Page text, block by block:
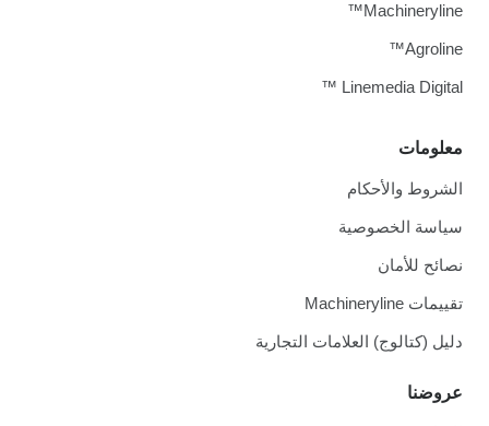
معلومات
الشروط والأحكام
سياسة الخصوصية
نصائح للأمان
تقييمات Machineryline
دليل (كتالوج) العلامات التجارية
عروضنا
Machineryline™
Agroline™
Linemedia Digital ™